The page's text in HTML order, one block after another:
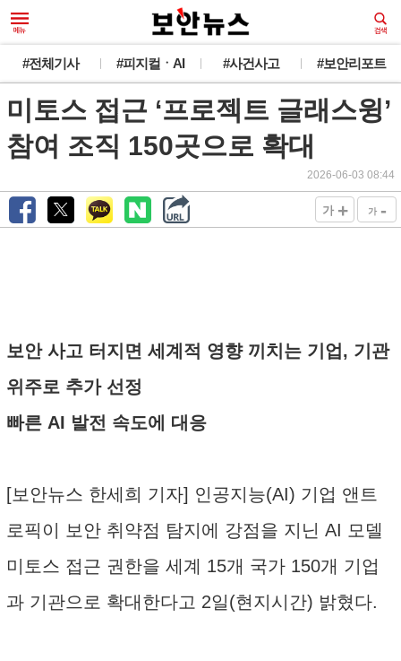
#전체기사 #피지컬ㆍAI #사건사고 #보안리포트
미토스 접근 ‘프로젝트 글래스윙’
참여 조직 150곳으로 확대
2026-06-03 08:44
가 + 가 -
보안 사고 터지면 세계적 영향 끼치는 기업, 기관
위주로 추가 선정
빠른 AI 발전 속도에 대응
[보안뉴스 한세희 기자] 인공지능(AI) 기업 앤트
로픽이 보안 취약점 탐지에 강점을 지닌 AI 모델
미토스 접근 권한을 세계 15개 국가 150개 기업
과 기관으로 확대한다고 2일(현지시간) 밝혔다.